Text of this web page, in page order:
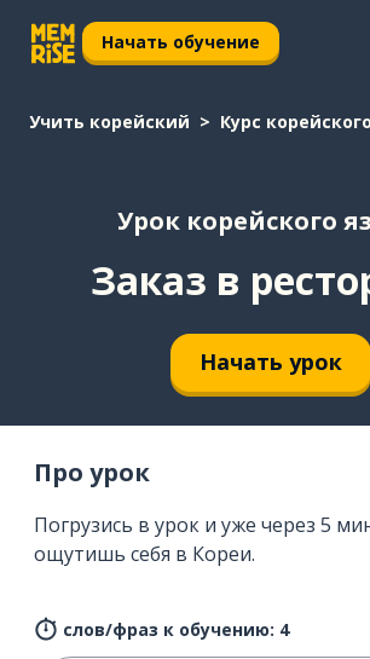
Начать обучение
Учить корейский Курс корейского
Урок корейского
Заказ в
Начать урок
Про урок
Погрузись в урок и уже через 5
ощутишь себя в Кореи.
слов/фраз к обучению: 4